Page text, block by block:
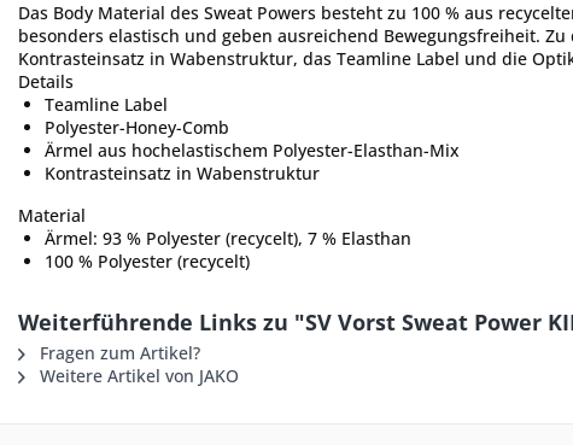
Das Body Material des Sweat Powers besteht zu 100 % aus
besonders elastisch und geben ausreichend Bewegungsfreiheit.
Kontrasteinsatz in Wabenstruktur, das Teamline Label und die
Details
Teamline Label
Polyester-Honey-Comb
Ärmel aus hochelastischem Polyester-Elasthan-Mix
Kontrasteinsatz in Wabenstruktur
Material
Ärmel: 93 % Polyester (recycelt), 7 % Elasthan
100 % Polyester (recycelt)
Weiterführende Links zu "SV Vorst Sweat Power
Fragen zum Artikel?
Weitere Artikel von JAKO